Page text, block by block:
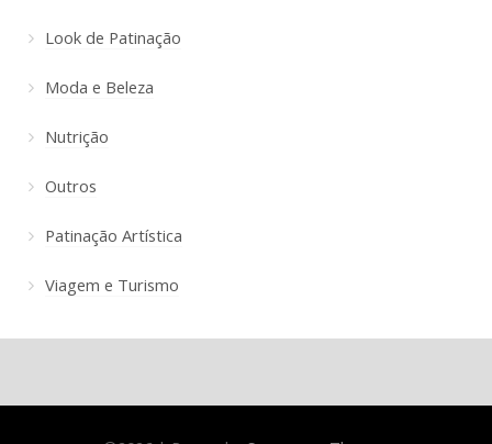
Look de Patinação
Moda e Beleza
Nutrição
Outros
Patinação Artística
Viagem e Turismo